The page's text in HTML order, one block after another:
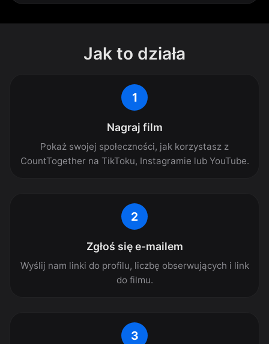
Jak to działa
1
Nagraj film
Pokaż swojej społeczności, jak korzystasz z
CountTogether na TikToku, Instagramie lub YouTube.
2
Zgłoś się e-mailem
Wyślij nam linki do profilu, liczbę obserwujących i link
do filmu.
3